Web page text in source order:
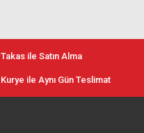
Takas ile Satın Alma
Kurye ile Aynı Gün Teslimat